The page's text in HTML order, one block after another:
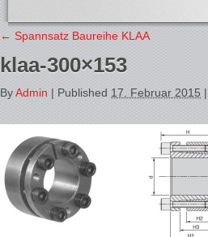
← Spannsatz Baureihe KLAA
klaa-300×153
ByAdmin | Published 17. Februar 2015